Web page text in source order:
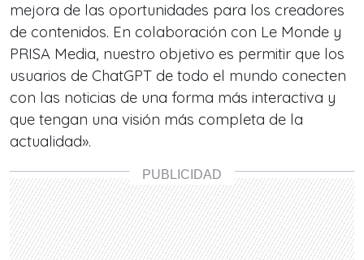
mejora de las oportunidades para los creadores
de contenidos. En colaboración con Le Monde y
PRISA Media, nuestro objetivo es permitir que los
usuarios de ChatGPT de todo el mundo conecten
con las noticias de una forma más interactiva y
que tengan una visión más completa de la
actualidad».